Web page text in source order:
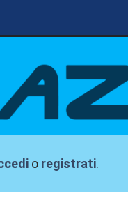
o registrati.